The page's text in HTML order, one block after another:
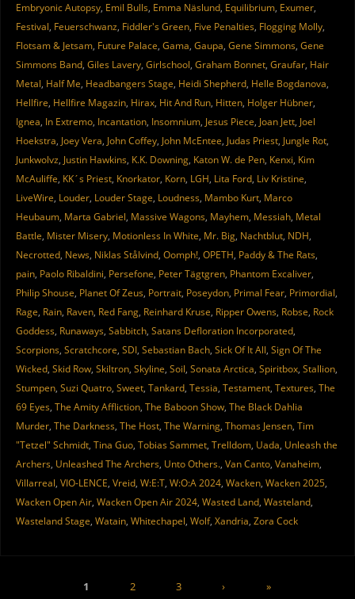
Embryonic Autopsy, Emil Bulls, Emma Näslund, Equilibrium, Exumer,
Festival, Feuerschwanz, Fiddler's Green, Five Penalties, Flogging Molly,
Flotsam & Jetsam, Future Palace, Gama, Gaupa, Gene Simmons, Gene
Simmons Band, Giles Lavery, Girlschool, Graham Bonnet, Graufar, Hair
Metal, Half Me, Headbangers Stage, Heidi Shepherd, Helle Bogdanova,
Hellfire, Hellfire Magazin, Hirax, Hit And Run, Hitten, Holger Hübner,
Ignea, In Extremo, Incantation, Insomnium, Jesus Piece, Joan Jett, Joel
Hoekstra, Joey Vera, John Coffey, John McEntee, Judas Priest, Jungle Rot,
Junkwolvz, Justin Hawkins, K.K. Downing, Katon W. de Pen, Kenxi, Kim
McAuliffe, KK´s Priest, Knorkator, Korn, LGH, Lita Ford, Liv Kristine,
LiveWire, Louder, Louder Stage, Loudness, Mambo Kurt, Marco
Heubaum, Marta Gabriel, Massive Wagons, Mayhem, Messiah, Metal
Battle, Mister Misery, Motionless In White, Mr. Big, Nachtblut, NDH,
Necrotted, News, Niklas Stålvind, Oomph!, OPETH, Paddy & The Rats,
pain, Paolo Ribaldini, Persefone, Peter Tägtgren, Phantom Excaliver,
Philip Shouse, Planet Of Zeus, Portrait, Poseydon, Primal Fear, Primordial,
Rage, Rain, Raven, Red Fang, Reinhard Kruse, Ripper Owens, Robse, Rock
Goddess, Runaways, Sabbitch, Satans Defloration Incorporated,
Scorpions, Scratchcore, SDI, Sebastian Bach, Sick Of It All, Sign Of The
Wicked, Skid Row, Skiltron, Skyline, Soil, Sonata Arctica, Spiritbox, Stallion,
Stumpen, Suzi Quatro, Sweet, Tankard, Tessia, Testament, Textures, The
69 Eyes, The Amity Affliction, The Baboon Show, The Black Dahlia
Murder, The Darkness, The Host, The Warning, Thomas Jensen, Tim
"Tetzel" Schmidt, Tina Guo, Tobias Sammet, Trelldom, Uada, Unleash the
Archers, Unleashed The Archers, Unto Others., Van Canto, Vanaheim,
Villarreal, VIO-LENCE, Vreid, W:E:T, W:O:A 2024, Wacken, Wacken 2025,
Wacken Open Air, Wacken Open Air 2024, Wasted Land, Wasteland,
Wasteland Stage, Watain, Whitechapel, Wolf, Xandria, Zora Cock
1 2 3 › »